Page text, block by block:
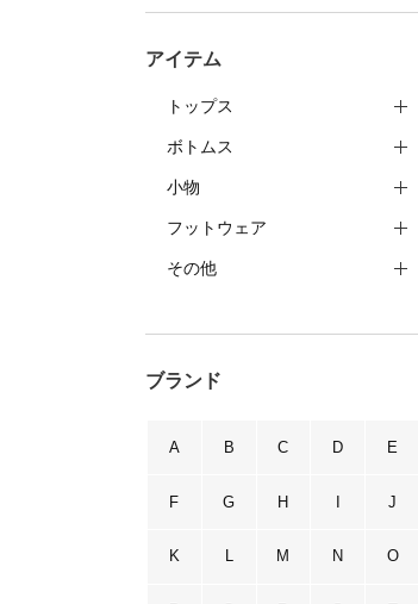
アイテム
トップス
ボトムス
小物
フットウェア
その他
ブランド
A B C D E
F G H I J
K L M N O